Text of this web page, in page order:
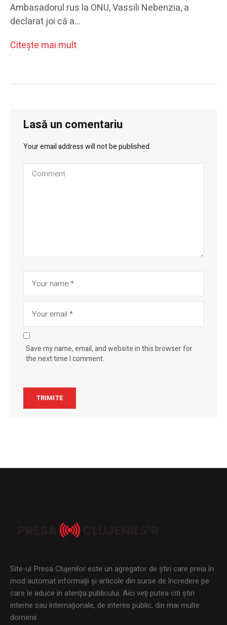
Ambasadorul rus la ONU, Vassili Nebenzia, a
declarat joi că a…
Citeşte mai mult
Lasă un comentariu
Your email address will not be published.
Save my name, email, and website in this browser for
the next time I comment.
Site-ul Presa Clujenilor este un agregator de ştiri care preia în
mod automat informaţii şi articole din surse de încredere pe
care le aduce în atenţia publicului. Aici veţi putea citi ştiri
interne sau internaţionale, de interes public, din mai multe
domenii.